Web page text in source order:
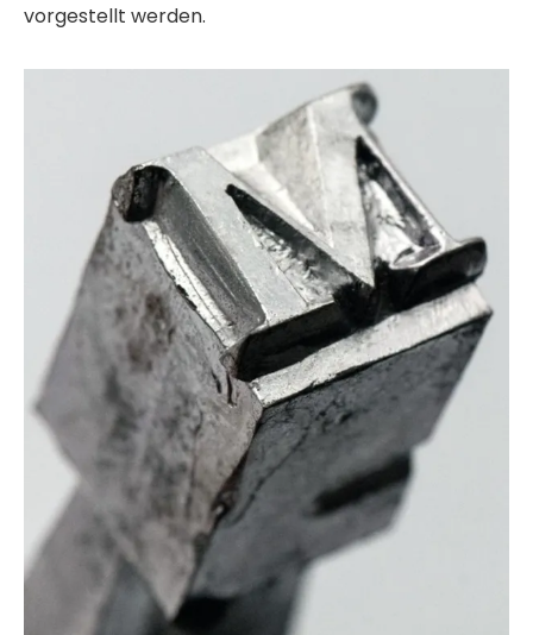
vorgestellt werden.